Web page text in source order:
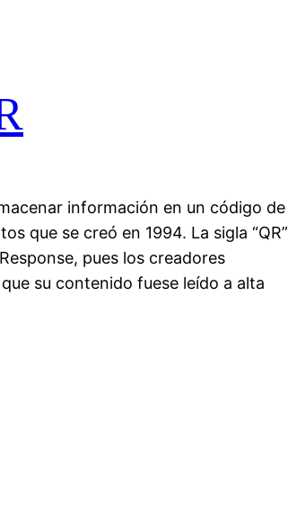
información en un código de
que se creó en 1994. La sigla “QR”
pues los creadores
su contenido fuese leído a alta